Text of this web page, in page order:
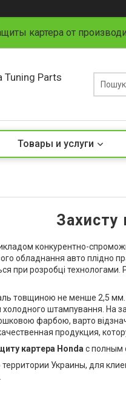
картера от
Tuning Parts
Товары и услуги
Захисту
конкурентно-
обладнання авто плідно
при розробці
товщиною не менше 2,5
штампування. На
фарбою, варто
продукция,
картера Honda с полным
территории Украины, для